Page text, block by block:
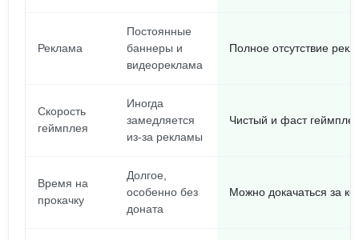
Реклама
Постоянные
баннеры и
видеореклама
Полное отсутствие
Скорость
геймплея
Иногда
замедляется
из-за рекламы
Чистый и фаст
Время на
прокачку
Долгое,
особенно без
доната
Можно докачаться за